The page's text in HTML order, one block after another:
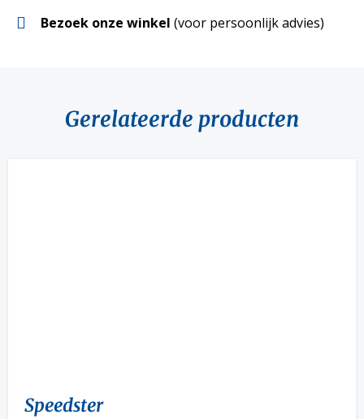
Bezoek onze winkel (voor persoonlijk advies)
Gerelateerde producten
Speedster